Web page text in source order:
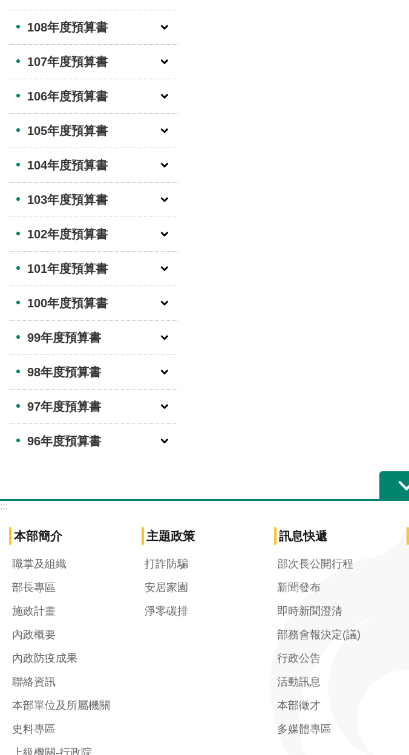
108年度預算書
107年度預算書
106年度預算書
105年度預算書
104年度預算書
103年度預算書
102年度預算書
101年度預算書
100年度預算書
99年度預算書
98年度預算書
97年度預算書
96年度預算書
:::
本部簡介
職掌及組織
部長專區
施政計畫
內政概要
內政防疫成果
聯絡資訊
本部單位及所屬機關
史料專區
上級機關-行政院
主題政策
打詐防騙
安居家園
淨零碳排
訊息快遞
部次長公開行程
新聞發布
即時新聞澄清
部務會報決定(議)
行政公告
活動訊息
本部徵才
多媒體專區